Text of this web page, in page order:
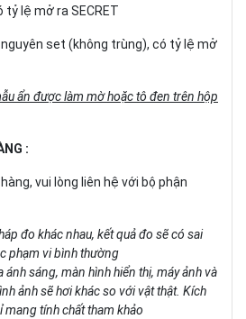
tỷ lệ mở ra SECRET
set (không trùng), có tỷ lệ mở
ẩn được làm mờ hoặc tô đen trên hộp
:
vui lòng liên hệ với bộ phận
đo khác nhau, kết quả đo sẽ có sai
phạm vi bình thường
ánh sáng, màn hình hiển thị, máy ảnh và
ảnh sẽ hơi khác so với vật thật. Kích
mang tính chất tham khảo